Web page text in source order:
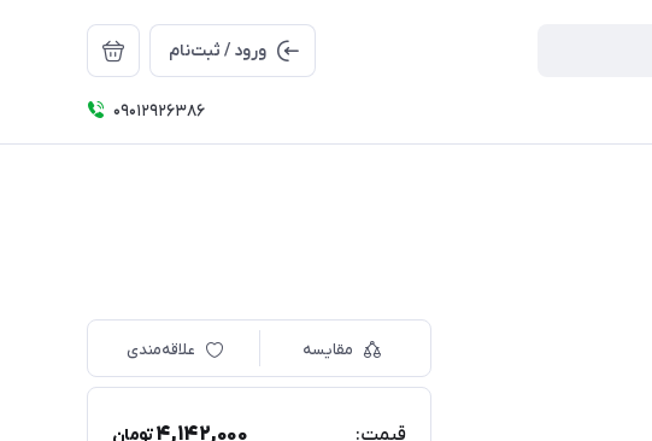
ورود / ثبت‌نام
09012926386
مقایسه علاقه‌مندی
قیمت: 4,142,000تومان